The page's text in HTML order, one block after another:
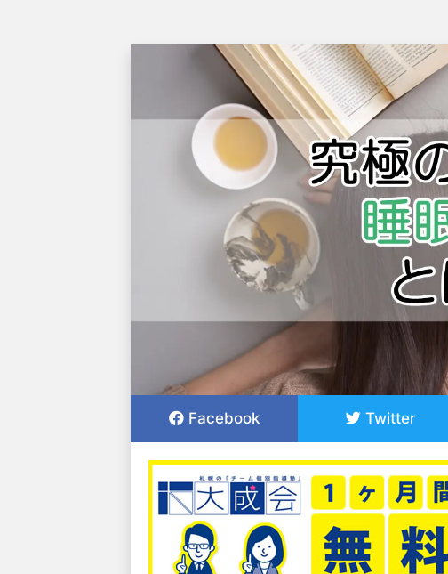
Facebook Twitter